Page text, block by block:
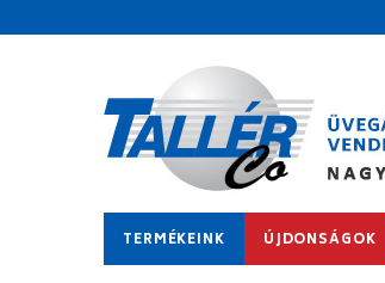
TERMÉKEINK ÚJDONSÁGOK